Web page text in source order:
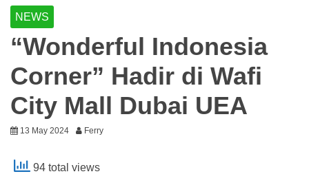
NEWS
“Wonderful Indonesia
Corner” Hadir di Wafi
City Mall Dubai UEA
13 May 2024 Ferry
94 total views